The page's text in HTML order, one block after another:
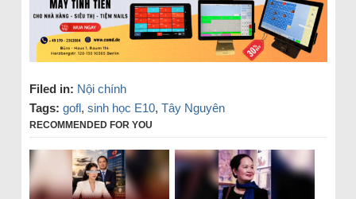
Filed in: Nội chính
Tags: gofl, sinh học E10, Tây Nguyên
RECOMMENDED FOR YOU